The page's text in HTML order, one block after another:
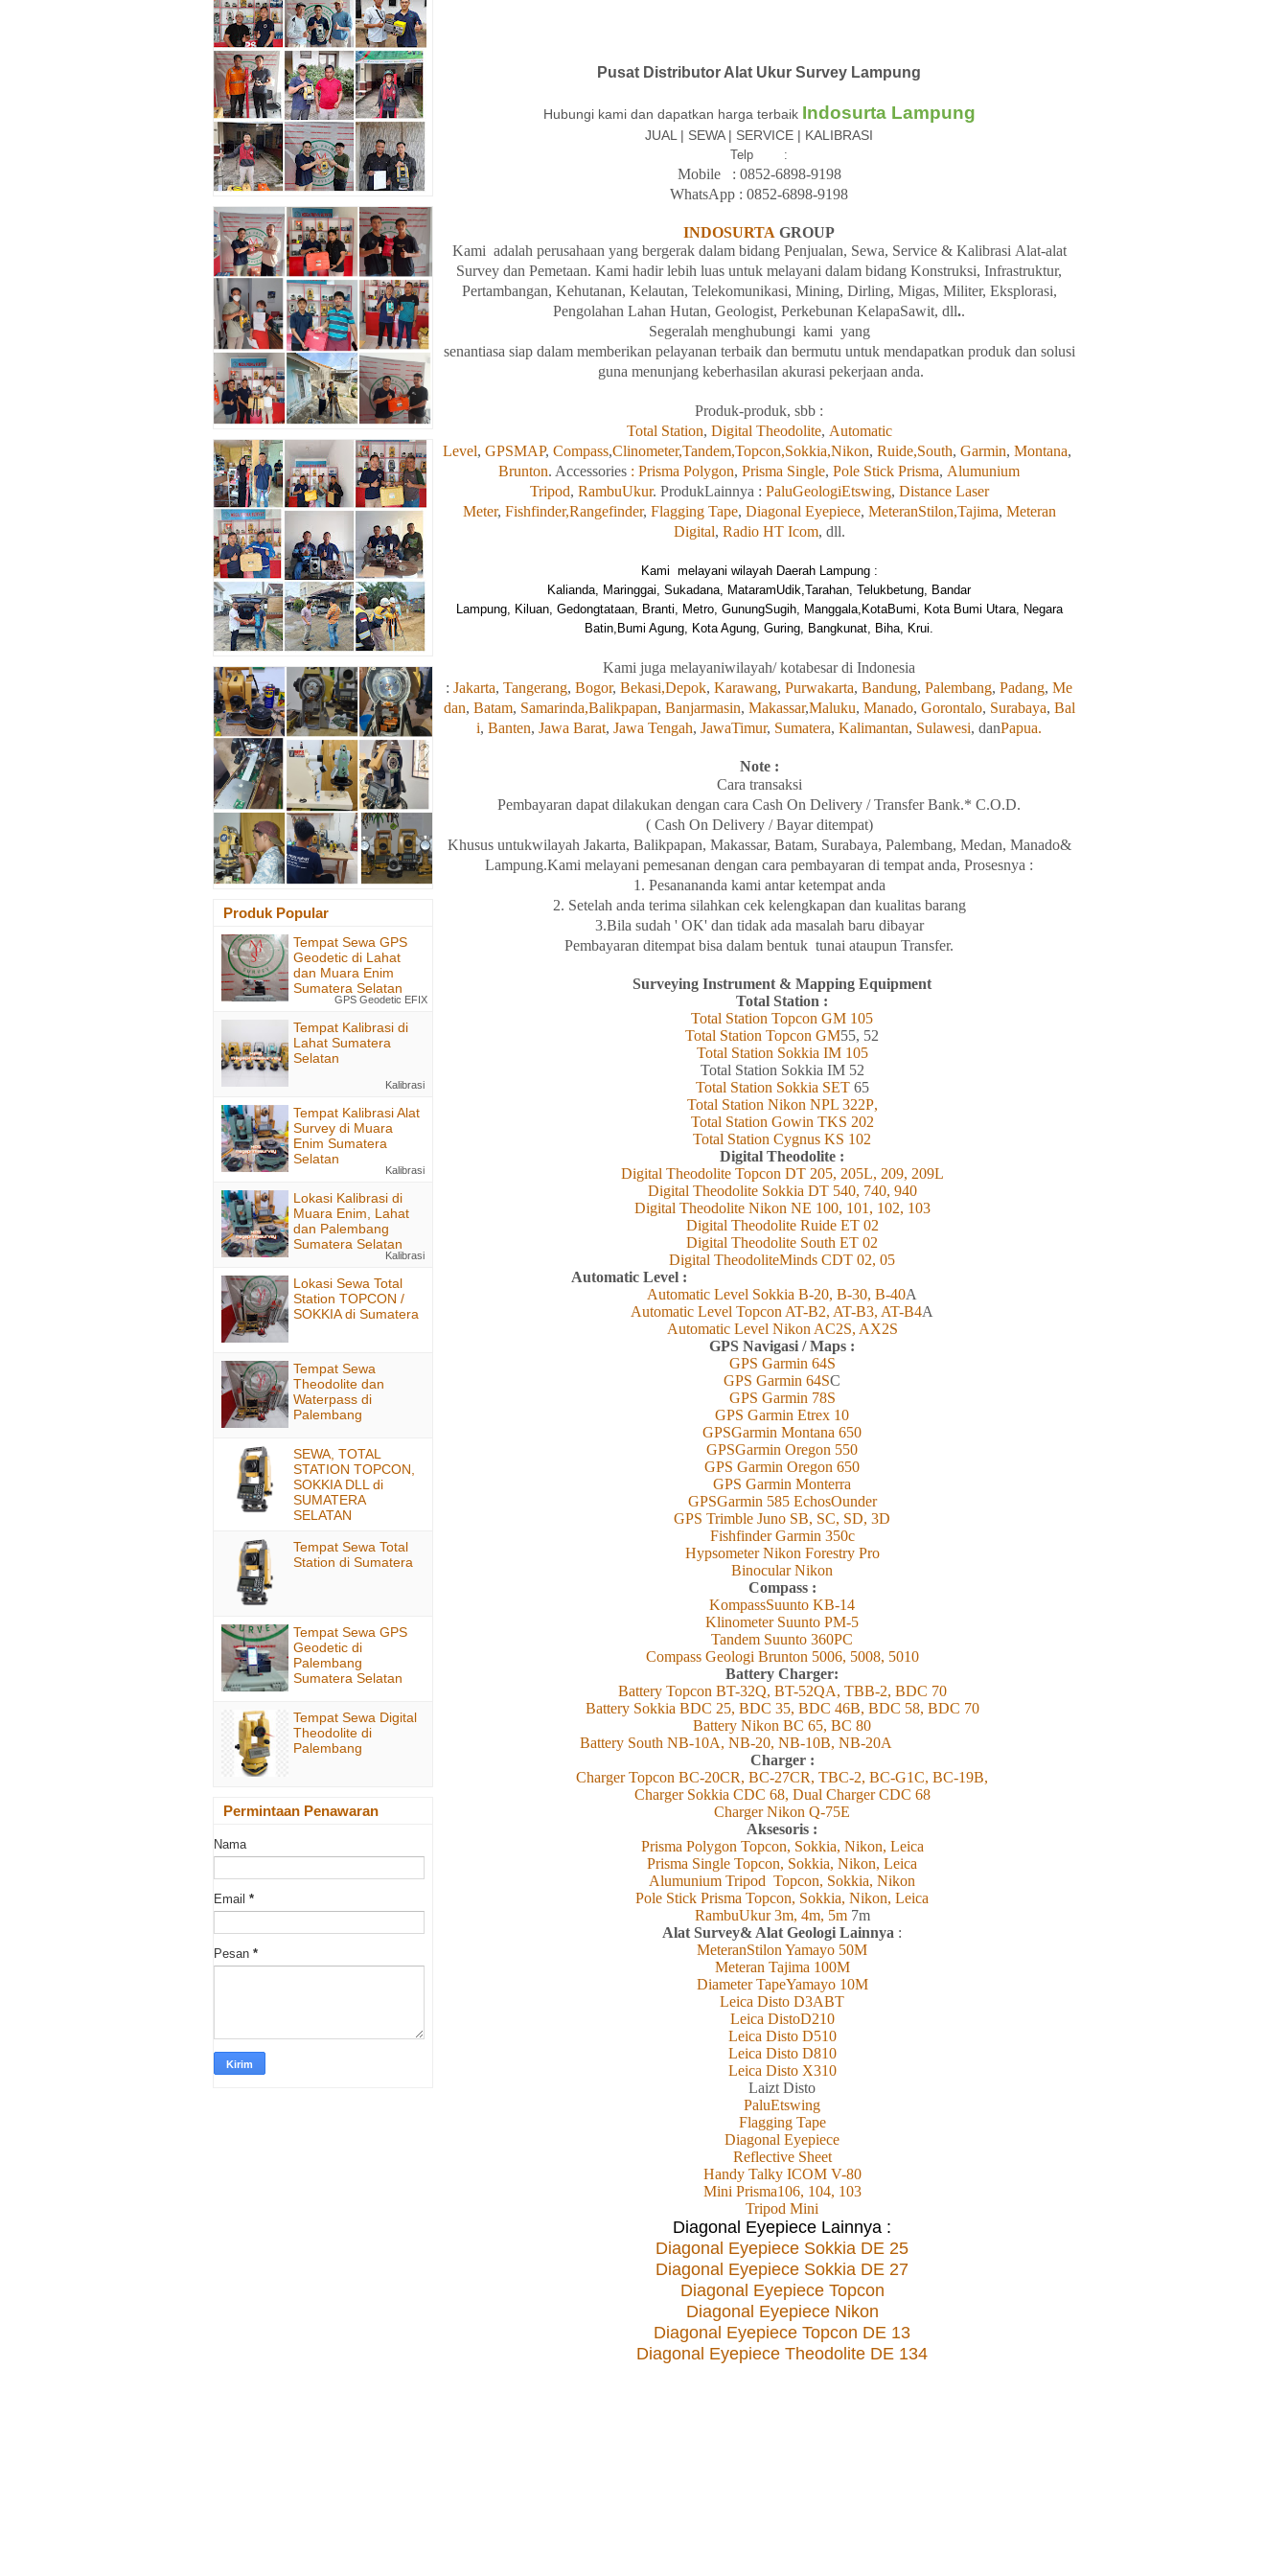
Pusat Distributor Alat Ukur Survey Lampung
Hubungi kami dan dapatkan harga terbaik Indosurta Lampung
JUAL | SEWA | SERVICE | KALIBRASI
Telp :
Mobile : 0852-6898-9198
WhatsApp : 0852-6898-9198
INDOSURTA GROUP
Kami adalah perusahaan yang bergerak dalam bidang Penjualan, Sewa, Service & Kalibrasi Alat-alat
Survey dan Pemetaan. Kami hadir lebih luas untuk melayani dalam bidang Konstruksi, Infrastruktur,
Pertambangan, Kehutanan, Kelautan, Telekomunikasi, Mining, Dirling, Migas, Militer, Eksplorasi,
Pengolahan Lahan Hutan, Geologist, Perkebunan KelapaSawit, dll..
Segeralah menghubungi kami yang
senantiasa siap dalam memberikan pelayanan terbaik dan bermutu untuk mendapatkan produk dan solusi
guna menunjang keberhasilan akurasi pekerjaan anda.
Produk-produk, sbb :
Total Station, Digital Theodolite, Automatic
Level, GPSMAP, Compass,Clinometer,Tandem,Topcon,Sokkia,Nikon, Ruide,South, Garmin, Montana,
Brunton. Accessories : Prisma Polygon, Prisma Single, Pole Stick Prisma, Alumunium
Tripod, RambuUkur. ProdukLainnya : PaluGeologiEtswing, Distance Laser
Meter, Fishfinder,Rangefinder, Flagging Tape, Diagonal Eyepiece, MeteranStilon,Tajima, Meteran
Digital, Radio HT Icom, dll.
Kami melayani wilayah Daerah Lampung :
Kalianda, Maringgai, Sukadana, MataramUdik,Tarahan, Telukbetung, Bandar
Lampung, Kiluan, Gedongtataan, Branti, Metro, GunungSugih, Manggala,KotaBumi, Kota Bumi Utara, Negara
Batin,Bumi Agung, Kota Agung, Guring, Bangkunat, Biha, Krui.
Kami juga melayaniwilayah/ kotabesar di Indonesia
: Jakarta, Tangerang, Bogor, Bekasi,Depok, Karawang, Purwakarta, Bandung, Palembang, Padang, Me
dan, Batam, Samarinda,Balikpapan, Banjarmasin, Makassar,Maluku, Manado, Gorontalo, Surabaya, Bal
i, Banten, Jawa Barat, Jawa Tengah, JawaTimur, Sumatera, Kalimantan, Sulawesi, danPapua.
Note :
Cara transaksi
Pembayaran dapat dilakukan dengan cara Cash On Delivery / Transfer Bank.* C.O.D.
( Cash On Delivery / Bayar ditempat)
Khusus untukwilayah Jakarta, Balikpapan, Makassar, Batam, Surabaya, Palembang, Medan, Manado&
Lampung.Kami melayani pemesanan dengan cara pembayaran di tempat anda, Prosesnya :
1. Pesanananda kami antar ketempat anda
2. Setelah anda terima silahkan cek kelengkapan dan kualitas barang
3.Bila sudah ' OK' dan tidak ada masalah baru dibayar
Pembayaran ditempat bisa dalam bentuk tunai ataupun Transfer.
Surveying Instrument & Mapping Equipment
Total Station :
Total Station Topcon GM 105
Total Station Topcon GM55, 52
Total Station Sokkia IM105
Total Station Sokkia IM 52
Total Station Sokkia SET 65
Total Station Nikon NPL 322P,
Total Station Gowin TKS 202
Total Station Cygnus KS 102
Digital Theodolite :
Digital Theodolite Topcon DT 205, 205L, 209, 209L
Digital Theodolite Sokkia DT 540, 740, 940
Digital Theodolite Nikon NE 100, 101, 102, 103
Digital Theodolite Ruide ET 02
Digital Theodolite South ET 02
Digital TheodoliteMinds CDT 02, 05
Automatic Level :
Automatic Level Sokkia B-20, B-30, B-40A
Automatic Level Topcon AT-B2, AT-B3, AT-B4A
Automatic Level Nikon AC2S, AX2S
GPS Navigasi / Maps :
GPS Garmin 64S
GPS Garmin 64SC
GPS Garmin 78S
GPS Garmin Etrex 10
GPSGarmin Montana 650
GPSGarmin Oregon 550
GPS Garmin Oregon 650
GPS Garmin Monterra
GPSGarmin 585 EchosOunder
GPS Trimble Juno SB, SC, SD, 3D
Fishfinder Garmin 350c
Hypsometer Nikon Forestry Pro
Binocular Nikon
Compass :
KompassSuunto KB-14
Klinometer Suunto PM-5
Tandem Suunto 360PC
Compass Geologi Brunton 5006, 5008, 5010
Battery Charger:
Battery Topcon BT-32Q, BT-52QA, TBB-2, BDC 70
Battery Sokkia BDC 25, BDC 35, BDC 46B, BDC 58, BDC 70
Battery Nikon BC 65, BC 80
Battery South NB-10A, NB-20, NB-10B, NB-20A
Charger :
Charger Topcon BC-20CR, BC-27CR, TBC-2, BC-G1C, BC-19B,
Charger Sokkia CDC 68, Dual Charger CDC 68
Charger Nikon Q-75E
Aksesoris :
Prisma Polygon Topcon, Sokkia, Nikon, Leica
Prisma Single Topcon, Sokkia, Nikon, Leica
Alumunium Tripod Topcon, Sokkia, Nikon
Pole Stick Prisma Topcon, Sokkia, Nikon, Leica
RambuUkur 3m, 4m, 5m7m
Alat Survey& Alat Geologi Lainnya :
MeteranStilon Yamayo 50M
Meteran Tajima 100M
Diameter TapeYamayo 10M
Leica Disto D3ABT
Leica DistoD210
Leica Disto D510
Leica Disto D810
Leica Disto X310
Laizt Disto
PaluEtswing
Flagging Tape
Diagonal Eyepiece
Reflective Sheet
Handy Talky ICOM V-80
Mini Prisma106, 104, 103
Tripod Mini
Diagonal Eyepiece Lainnya :
Diagonal Eyepiece Sokkia DE 25
Diagonal Eyepiece Sokkia DE 27
Diagonal Eyepiece Topcon
Diagonal Eyepiece Nikon
Diagonal Eyepiece Topcon DE 13
Diagonal Eyepiece Theodolite DE 134
Produk Popular
Tempat Sewa GPS
Geodetic di Lahat
dan Muara Enim
Sumatera Selatan
GPS Geodetic EFIX
Tempat Kalibrasi di
Lahat Sumatera
Selatan
Kalibrasi
Tempat Kalibrasi Alat
Survey di Muara
Enim Sumatera
Selatan
Kalibrasi
Lokasi Kalibrasi di
Muara Enim, Lahat
dan Palembang
Sumatera Selatan
Kalibrasi
Lokasi Sewa Total
Station TOPCON /
SOKKIA di Sumatera
Tempat Sewa
Theodolite dan
Waterpass di
Palembang
SEWA, TOTAL
STATION TOPCON,
SOKKIA DLL di
SUMATERA
SELATAN
Tempat Sewa Total
Station di Sumatera
Tempat Sewa GPS
Geodetic di
Palembang
Sumatera Selatan
Tempat Sewa Digital
Theodolite di
Palembang
Permintaan Penawaran
Nama
Email *
Pesan *